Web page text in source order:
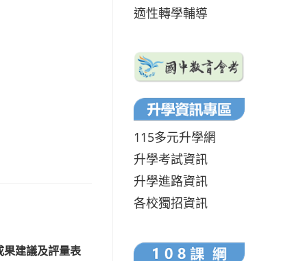
果建議及評量表
適性轉學輔導
115多元升學網
升學考試資訊
升學進路資訊
各校獨招資訊